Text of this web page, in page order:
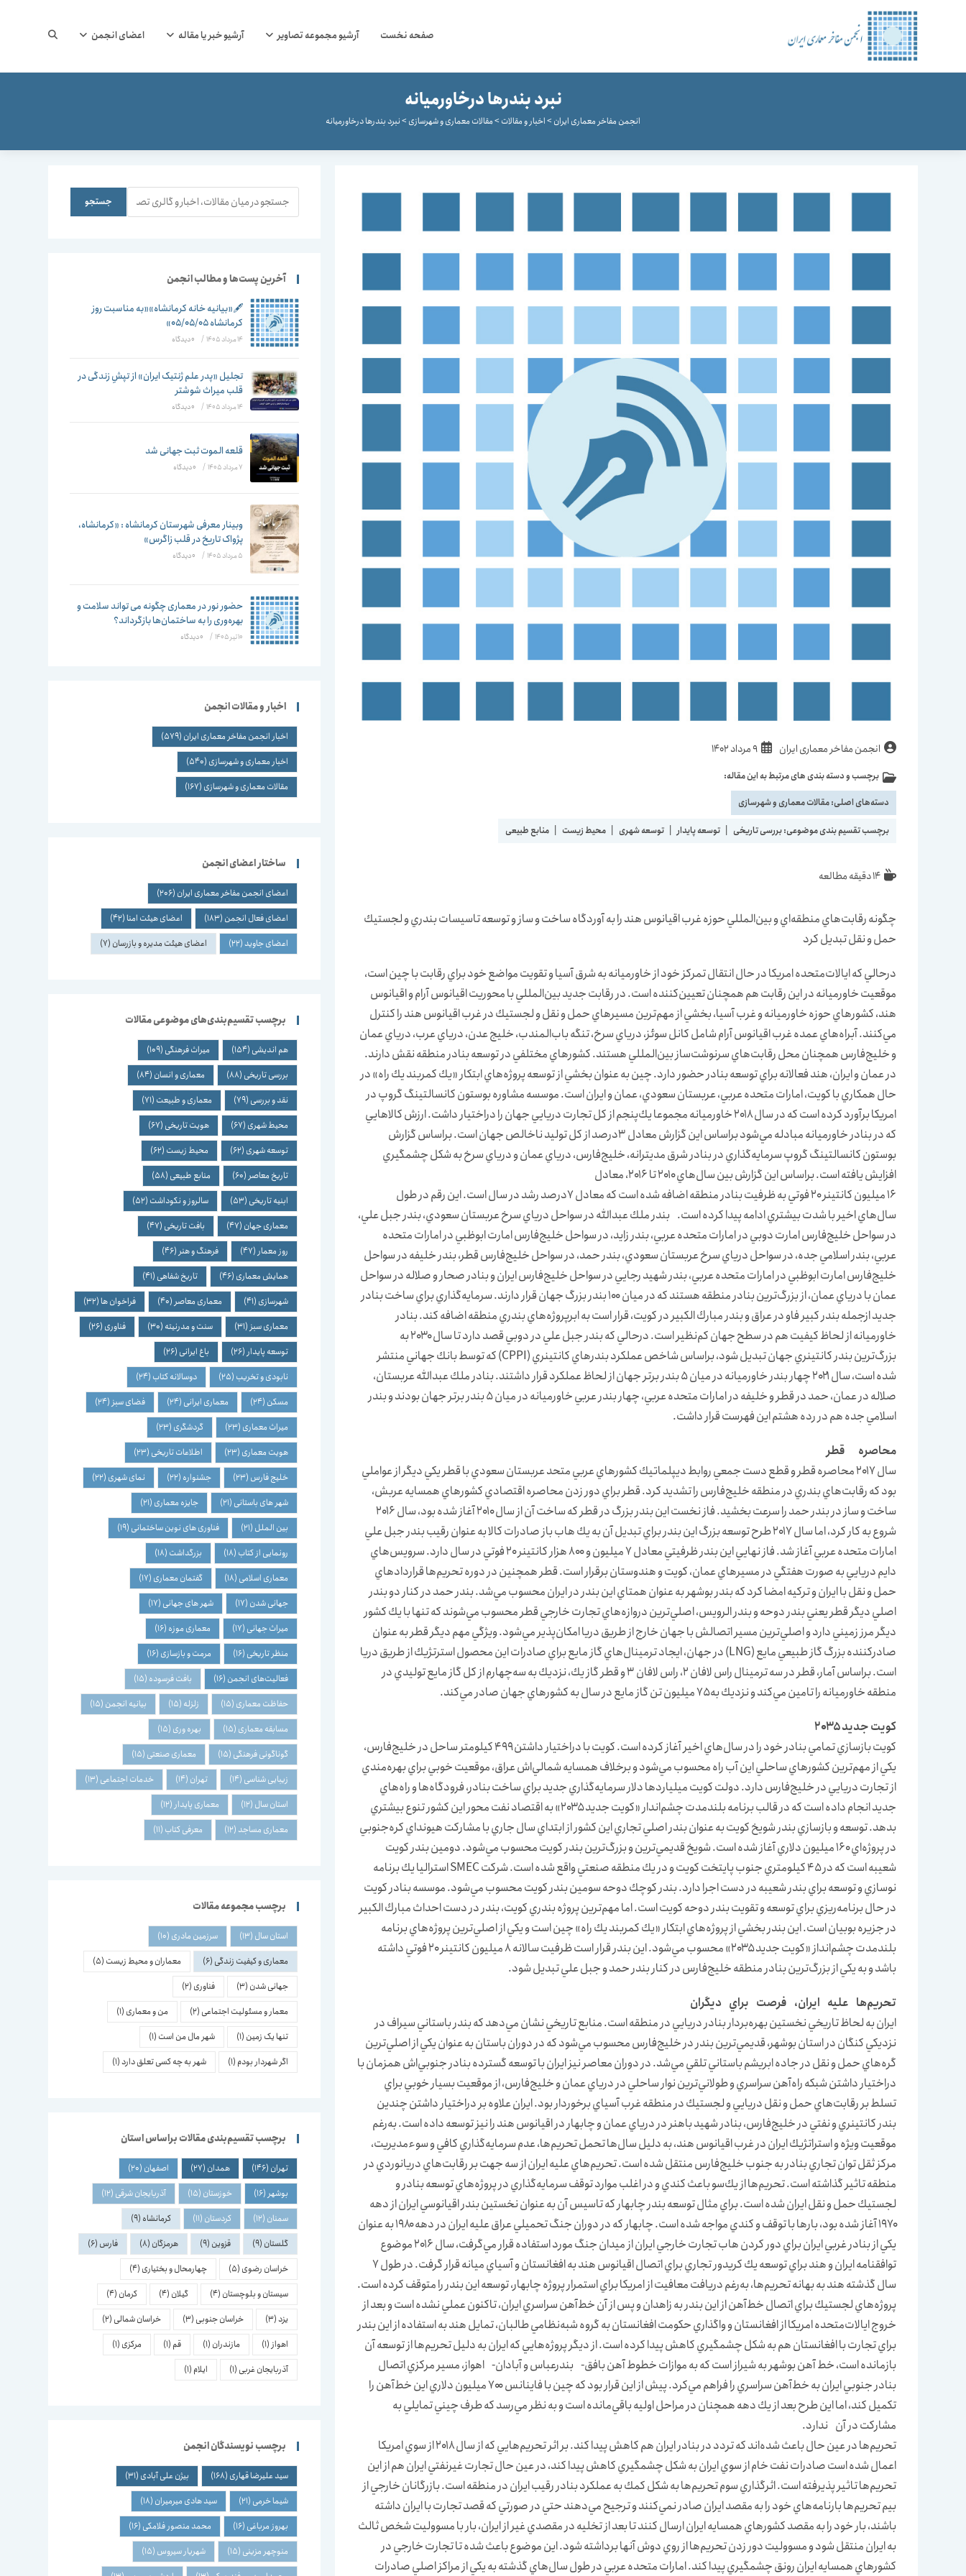
صفحه نخست آرشیو مجموعه تصاویر آرشیو خبر یا مقاله اعضای انجمن جستجوی
نبرد بندرها درخاورمیانه
انجمن مفاخر معماری ایران >اخبار و مقالات >مقالات معماری و شهرسازی >نبرد بندرها درخاورمیانه
نویسندهٔانجمن مفاخر معماری ایران نوشته
شده
است:
9 مرداد 1402
دسته‌
نوشته:
برچسب و دسته بندی های مرتبط به این مقاله:
دسته‌های اصلی:مقالات معماری و شهرسازی
برچسب تقسیم بندی موضوعی:بررسی تاریخی توسعه پایدار توسعه شهری محیط زیست منابع طبیعی
زمان14 دقیقه مطالعه
چگونه رقابت‌هاي منطقه‌اي و بين‌المللي حوزه غرب اقيانوس هند را به آوردگاه ساخت و ساز و توسعه تاسيسات بندري و لجستيك
حمل و نقل تبديل كرد
درحالي كه ايالات‌متحده امريكا در حال انتقال تمركز خود از خاورميانه به شرق آسيا و تقويت مواضع خود براي رقابت با چين است،
موقعيت خاورميانه در اين رقابت هم همچنان تعيين‌كننده است. در رقابت جديد بين‌المللي با محوريت اقيانوس آرام و اقيانوس
هند، كشورهاي حوزه خاورميانه و غرب آسيا، بخشي از مهم‌ترين مسيرهاي حمل و نقل و لجستيك در غرب اقيانوس هند را كنترل
مي‌كنند. آبراه‌هاي عمده غرب اقيانوس آرام شامل كانل سوئز، درياي سرخ، تنگه باب‌المندب، خليج عدن، درياي عرب، درياي عمان
و خليج‌فارس همچنان محل رقابت‌هاي سرنوشت‌ساز بين‌المللي هستند. كشورهاي مختلفي در توسعه بنادر منطقه نقش دارند.
در عمان و ايران، هند فعالانه براي توسعه بنادر حضور دارد. چين به عنوان بخشي از توسعه پروژه‌هاي ابتكار «يك كمربند يك راه» در
حال همكاري با كويت، امارات متحده عربي، عربستان سعودي، عمان و ايران است. موسسه مشاوره بوستون كانسالتينگ گروپ در
امريكا برآورد كرده است كه در سال ۲۰۱۸ خاورميانه مجموعا يك‌پنجم از كل تجارت دريايي جهان را دراختيار داشت. ارزش كالاهايي
كه در بنادر خاورميانه مبادله مي‌شود براساس اين گزارش معادل ۳درصد از كل توليد ناخالص جهان است. براساس گزارش
بوستون كانسالتينگ گروپ سرمايه‌گذاري در بنادر شرق مديترانه، خليج‌فارس، درياي عمان و درياي سرخ به شكل چشمگيري
افزايش يافته است. براساس اين گزارش بين سال‌هاي ۲۰۱۰ تا ۲۰۱۶، معادل
۱۶ ميليون كانتينر ۲۰ فوتي به ظرفيت بنادر منطقه اضافه شده است كه معادل ۷درصد رشد در سال است. اين رقم در طول
سال‌هاي اخير با شدت بيشتري ادامه پيدا كرده است. بندر ملك عبدالله در سواحل درياي سرخ عربستان سعودي، بندر جبل علي،
در سواحل خليج‌فارس امارت دوبي در امارات متحده عربي، بندر زايد، در سواحل خليج‌فارس امارت ابوظبي در امارات متحده
عربي، بندر اسلامي جده، در سواحل درياي سرخ عربستان سعودي، بندر حمد، در سواحل خليج‌فارس قطر، بندر خليفه در سواحل
خليج‌فارس امارت ابوظبي در امارات متحده عربي، بندر شهيد رجايي در سواحل خليج‌فارس ايران و بنادر صحار و صلاله در سواحل
عمان با درياي عمان، از بزرگ‌ترين بنادر منطقه هستند كه در ميان ۱۰۰ بندر بزرگ جهان قرار دارند. سرمايه‌گذاري براي ساخت بنادر
جديد ازجمله بندر كبير فاو در عراق و بندر مبارك الكبير در كويت، قرار است به ابرپروژه‌هاي بندري منطقه اضافه كند. بنادر
خاورميانه از لحاظ كيفيت هم در سطح جهان كم‌نظير است. در‌حالي كه بندر جبل علي در دوبي قصد دارد تا سال ۲۰۳۰ به
بزرگ‌ترين بندر كانتينري جهان تبديل شود، براساس شاخص عملكرد بندرهاي كانتينري (CPPI) كه توسط بانك جهاني منتشر
شده است، سال ۲۰۲۱ چهار بندر خاورميانه در ميان ۵ بندر برتر جهان از لحاظ عملكرد قرار داشتند. بنادر ملك عبدالله عربستان،
صلاله در عمان، حمد در قطر و خليفه در امارات متحده عربي، چهار بندر عربي خاورميانه در ميان ۵ بندر برتر جهان بودند و بندر
اسلامي جده هم در رده هشتم اين فهرست قرار داشت.
محاصره قطر
سال ۲۰۱۷ محاصره قطر و قطع دست جمعي روابط ديپلماتيك كشورهاي عربي متحد عربستان سعودي با قطر يكي ديگر از عواملي
بود كه رقابت‌هاي بندري در منطقه خليج‌فارس را تشديد كرد. قطر براي دور زدن محاصره اقتصادي كشورهاي همسايه عربش،
ساخت و ساز در بندر حمد را سرعت بخشيد. فاز نخست اين بندر بزرگ در قطر كه ساخت آن از سال ۲۰۱۰ آغاز شده ‌بود، سال ۲۰۱۶
شروع به كار كرد، اما سال ۲۰۱۷ طرح توسعه بزرگ اين بندر براي تبديل آن به يك هاب باز صادرات كالا به عنوان رقيب بندر جبل علي
امارات متحده عربي آغاز شد. فاز نهايي اين بندر ظرفيتي معادل ۷ ميليون و ۸۰۰ هزار كانتينر ۲۰ فوتي در سال دارد. سرويس‌هاي
دايم دريايي به صورت هفتگي در مسيرهاي عمان، كويت و هندوستان برقرار است. قطر همچنين در دوره تحريم‌ها قراردادهاي
حمل و نقل با ايران و تركيه امضا كرد كه بندر بوشهر به عنوان همتاي اين بندر در ايران محسوب مي‌شد. بندر حمد در كنار دو بندر
اصلي ديگر قطر يعني بندر دوحه و بندر الرويس، اصلي‌ترين دروازه‌هاي تجارت خارجي قطر محسوب مي‌شوند كه تنها با يك كشور
ديگر مرز زميني دارد و اصلي‌ترين مسير اتصالش با جهان خارج از طريق دريا امكان‌پذير مي‌شود. ويژگي مهم ديگر قطر به عنوان
صادركننده بزرگ گاز طبيعي مايع (LNG) در جهان، ايجاد ترمينال‌هاي گاز مايع براي صادرات اين محصول استرتژيك از طريق دريا
است. براساس آمار، قطر در سه ترمينال راس لافان ۲، راس لافان ۳ و قطر گاز يك، نزديك به سه‌چهارم از كل گاز مايع توليدي در
منطقه خاورميانه را تامين مي‌كند و نزديك به ۷۵ ميليون تن گاز مايع در سال به كشورهاي جهان صادر مي‌كند.
كويت جديد ۲۰۳۵
كويت بازسازي تمامي بنادر خود را در سال‌هاي اخير آغاز كرده است. كويت با دراختيار داشتن ۴۹۹ كيلومتر ساحل در خليج‌فارس،
يكي از مهم‌ترين كشورهاي ساحلي اين آب راه محسوب مي‌شود و برخلاف همسايه شمالي‌اش عراق، موقعيت خوبي براي بهره‌مندي
از تجارت دريايي در خليج‌فارس دارد. دولت كويت ميلياردها دلار سرمايه‌گذاري جديد براي ساخت بنادر، فرودگاه‌ها و راه‌هاي
جديد انجام داده است كه در قالب برنامه بلندمدت چشم‌اندار «كويت جديد ۲۰۳۵» به اقتصاد نفت محور اين كشور تنوع بيشتري
بدهد. توسعه و بازسازي بندر شويخ كويت به عنوان بندر اصلي تجاري اين كشور از ابتداي سال جاري با مشاركت هيونداي كره‌جنوبي
در پروژه‌اي ۱۶۰ ميليون دلاري آغاز شده است. شويخ قديمي‌ترين و بزرگ‌ترين بندر كويت محسوب مي‌شود. دومين بندر كويت
شعيبه است كه در ۴۵ كيلومتري جنوب پايتخت كويت و در يك منطقه صنعتي واقع شده است. شركت SMEC استراليا يك برنامه
نوسازي و توسعه براي بندر شعيبه در دست اجرا دارد. بندر كوچك دوحه سومين بندر كويت محسوب مي‌شود. موسسه بنادر كويت
در حال برنامه‌ريزي براي توسعه و تقويت بندر دوحه كويت است. اما مهم‌ترين پروژه بندري كويت، بندر در دست احداث مبارك الكبير
در جزيره بوبيان است. اين بندر بخشي از پروژه‌هاي ابتكار «يك كمربند يك راه» چين است و يكي از اصلي‌ترين پروژه‌هاي برنامه
بلندمدت چشم‌انداز «كويت جديد ۲۰۳۵» محسوب مي‌شود. اين بندر قرار است ظرفيت سالانه ۸ ميليون كانتينر ۲۰ فوتي داشته
‌باشد و به يكي از بزرگ‌ترين بنادر منطقه خليج‌فارس در كنار بندر حمد و جبل علي تبديل شود.
تحريم‌ها عليه ايران، فرصت براي ديگران
ايران به لحاظ تاريخي نخستين بهره‌بردار بنادر دريايي در منطقه است. منابع تاريخي نشان مي‌دهد كه بندر باستاني سيراف در
نزديكي كنگان در استان بوشهر، قديمي‌ترين بندر در خليج‌فارس محسوب مي‌شود كه در دوران باستان به عنوان يكي از اصلي‌ترين
گره‌هاي حمل و نقل در جاده ابريشم باستاني تلقي مي‌شد. در دوران معاصر نيز ايران با توسعه گسترده بنادر جنوبي‌اش همزمان با
دراختيار داشتن شبكه راه‌آهن سراسري و طولاني‌ترين نوار ساحلي در درياي عمان و خليج‌فارس، از موقعيت بسيار خوبي براي
تسلط بر رقابت‌هاي حمل و نقل دريايي و لجستيك در منطقه غرب آسياي برخوردار بود. ايران علاوه بر دراختيار داشتن چندين
بندر كانتينري و نفتي در خليج‌فارس، بنادر شهيد باهنر در درياي عمان و چابهار در اقيانوس هند را نيز توسعه داده است. به‌رغم
موقعيت ويژه و استراتژيك ايران در غرب اقيانوس هند، به دليل سال‌ها تحمل تحريم‌ها، عدم سرمايه‌گذاري كافي و سوءمديريت،
مركز ثقل توان تجاري بنادر به جنوب خليج‌فارس منتقل شده است. تحريم‌هاي عليه ايران از سه جهت بر رقابت‌هاي دريانوردي در
منطقه تاثير گذاشته است. تحريم‌ها از يك‌سو باعث كندي و در اغلب موارد توقف سرمايه‌گذاري در پروژه‌هاي توسعه بنادر و
لجستيك حمل و نقل ايران شده است. براي مثال توسعه بندر چابهار كه تاسيس آن به عنوان نخستين بندر اقيانوسي ايران از دهه
۱۹۷۰ آغاز شده‌ بود، بارها با توقف و كندي مواجه شده است. چابهار كه در دوران جنگ تحميلي عراق عليه ايران در دهه ۱۹۸۰ به عنوان
يكي از بنادر غربي ايران براي دور كردن هاب تجارت خارجي ايران از ميدان جنگ مورد استفاده قرار مي‌گرفت، سال ۲۰۱۶ موضوع
توافقنامه ايران و هند براي توسعه يك كريدور تجاري براي اتصال اقيانوس هند به افغانستان و آسياي ميانه قرار گرفت. در طول ۷
سال گذشته هند به بهانه تحريم‌ها، به‌رغم دريافت معافيت از امريكا براي استمرار پروژه چابهار، توسعه اين بندر را متوقف كرده است.
پروژه‌هاي لجستيك براي اتصال خط‌آهن از اين بندر به زاهدان و پس از آن خط‌آهن سراسري ايران، تاكنون عملي نشده است و بعد از
خروج ايالات‌متحده امريكا از افغانستان و واگذاري حكومت افغانستان به گروه شبه‌نظامي طالبان، تمايل هند به استفاده از اين بندر
براي تجارت با افغانستان هم به شكل چشمگيري كاهش پيدا كرده است. از ديگر پروژه‌هايي كه ايران به دليل تحريم‌ها از توسعه آن
بازمانده است، خط آهن بوشهر به شيراز است كه به موازات خطوط آهن بافق- بندرعباس و آبادان- اهواز، مسير مركزي اتصال
بنادر جنوبي ايران به خط‌آهن سراسري را فراهم مي‌كرد. پيش از اين قرار بود كه چين با فاينانس ۷۰۰ ميليون دلاري اين خط‌آهن را
تكميل كند، اما اين طرح بعد از يك دهه همچنان در مراحل اوليه باقي‌مانده است و به نظر مي‌رسد كه طرف چيني تمايلي به
مشاركت در آن ندارد.
تحريم‌ها در عين حال باعث شده‌اند كه تردد در بنادر ايران هم كاهش پيدا كند. بر اثر تحريم‌هايي كه از سال ۲۰۱۸ از سوي امريكا
اعمال شده است صادرات نفت خام از سوي ايران به شكل چشمگيري كاهش پيدا كند، در عين حال تجارت غيرنفتي ايران هم از اين
تحريم‌ها تاثير پذيرفته است. اثرگذاري سوم تحريم‌ها به شكل كمك به عملكرد بنادر رقيب ايران در منطقه است. بازرگانان خارجي از
بيم تحريم‌ها بارنامه‌هاي خود را به مقصد ايران صادر نمي‌كنند و ترجيح مي‌دهند حتي در صورتي كه قصد تجارت با ايران داشته
‌باشند، بار خود را به مقصد كشورهاي همسايه ايران ارسال كنند تا بعد از تخليه در مقصدي غير از ايران، بار با مسووليت شخص ثالث
به ايران منتقل شود و مسووليت دور زدن تحريم‌ها از روي دوش آنها برداشته‌ شود. اين موضوع باعث شده تا تجارت خارجي در
كشورهاي همسايه ايران رونق چشمگيري پيدا كند. امارات متحده عربي در طول سال‌هاي گذشته به يكي از مراكز اصلي صادرات
جستجو جستجو
آخرین پست‌ها و مطالب انجمن
🖋️«بیانیه خانه کرمانشاه»«به مناسبت روز
کرمانشاه ۰۵/۰۵/۰۵»
14 مرداد 1405 / ۰ دیدگاه
تجلیل «پدر علم ژنتیک ایران» از تپشِ زندگی در
قلب میراث شوشتر
14 مرداد 1405 / ۰ دیدگاه
قلعه الموت ثبت جهانی شد
7 مرداد 1405 / ۰ دیدگاه
وبینار معرفی شهرستان کرمانشاه : «کرمانشاه،
پژواک تاریخ در قلب زاگرس»
5 مرداد 1405 / ۰ دیدگاه
حضور نور در معماری چگونه می تواند سلامت و
بهره‌وری را به ساختمان‌ها بازگرداند؟
10 تیر 1405 / ۰ دیدگاه
اخبار و مقالات انجمن
اخبار انجمن مفاخر معماری ایران (579)
اخبار معماری و شهرسازی (540)
مقالات معماری و شهرسازی (167)
ساختار اعضای انجمن
اعضای انجمن مفاخر معماری ایران (206)
اعضای فعال انجمن (183) اعضای هیئت امنا(42)
اعضای جاوید(22) اعضای هیئت مدیره و بازرسان (7)
برچسب تقسیم‌بندی‌های موضوعی مقالات
هم اندیشی (154) میراث فرهنگی (109)
بررسی تاریخی (88) معماری و انسان (84)
نقد و بررسی (79) معماری و طبیعت (71)
محیط شهری (67) هویت تاریخی (67)
توسعه شهری (62) محیط زیست (62)
تاریخ معاصر (60) منابع طبیعی (58)
ابنیه تاریخی (53) سالروز و نکوداشت (52)
معماری جهان (47) بافت تاریخی (47)
روز معمار (47) فرهنگ و هنر (46)
همایش معماری (46) تاریخ شفاهی (41)
شهرسازی (41) معماری معاصر (40) فراخوان ها(32)
معماری سبز (31) سنت و مدرنیته (30) فناوری (26)
توسعه پایدار (26) باغ ایرانی (26)
نابودی و تخریب (25) دوسالانه کتاب (24)
مسکن (24) معماری ایرانی (24) فضای سبز (24)
میراث معماری (23) گردشگری (23)
هویت معماری (23) اطلاعات تاریخی (23)
خلیج فارس (23) جشنواره (22) نمای شهری (22)
شهر های باستانی (21) جایزه معماری (21)
بین الملل (21) فناوری های نوین ساختمانی (19)
رونمایی از کتاب (18) بزرگداشت (18)
معماری اسلامی (18) گفتمان معماری (17)
جهانی شدن (17) شهر های جهانی (17)
میراث جهانی (17) معماری موزه (16)
منظر تاریخی (16) مرمت و بازسازی (16)
فعالیت‌های انجمن (16) بافت فرسوده (15)
حفاظت معماری (15) زلزله (15) بیانیه انجمن (15)
مسابقه معماری (15) بهره وری (15)
گوناگونی فرهنگی (15) معماری صنعتی (15)
زیبایی شناسی (14) تهران (14) خدمات اجتماعی (13)
استان سال (12) معماری پایدار (12)
معماری مساجد(12) معرفی کتاب (11)
برچسب مجموعه مقالات
استان سال (13) سرزمین مادری (10)
معماری و کیفیت زندگی (6) معماران و محیط زیست (5)
جهانی شدن (3) فناوری (2)
معمار و مسئولیت اجتماعی (2) من و معماری (1)
تنها یک زمین (1) شهر مال من است (1)
اگر شهردار بودم (1) شهر به چه کسی تعلق دارد(1)
برچسب تقسیم‌بندی مقالات براساس استان
تهران (146) همدان (27) اصفهان (20)
بوشهر (16) خوزستان (15) آذربایجان شرقی (12)
سمنان (12) کردستان (11) کرمانشاه (9)
گلستان (9) قزوین (9) هرمزگان (8) فارس (6)
خراسان رضوی (5) چهارمحال و بختیاری (4)
سیستان و بلوچستان (4) گیلان (4) کرمان (4)
یزد(3) خراسان جنوبی (3) خراسان شمالی (2)
اهواز (1) مازندران (1) قم (1) مرکزی (1)
آذربایجان غربی (1) ایلام (1)
برچسب نویسندگان انجمن
سید علیرضا قهاری (168) بیژن علی آبادی (31)
شیما خرمی (21) سید هادی میرمیران (18)
بهروز مرباغی (16) محمد منصور فلامکی (16)
منوچهر مزینی (15) شهریار سیروس (15)